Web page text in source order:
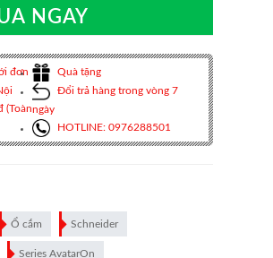
NGAY
đơn
(Toàn
Quà tặng
Đổi trả hàng trong vòng 7
ngày
HOTLINE: 0976288501
Ổ cắm Schneider
Series AvatarOn